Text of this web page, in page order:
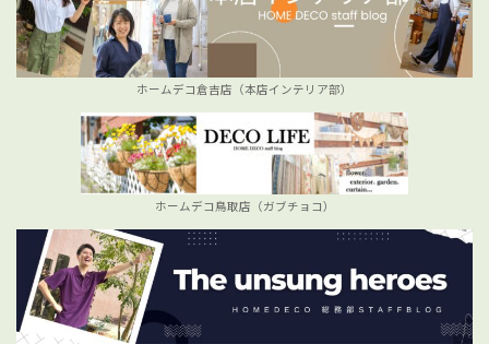
ホームデコ倉吉店（本店インテリア部）
ホームデコ鳥取店（ガブチョコ）